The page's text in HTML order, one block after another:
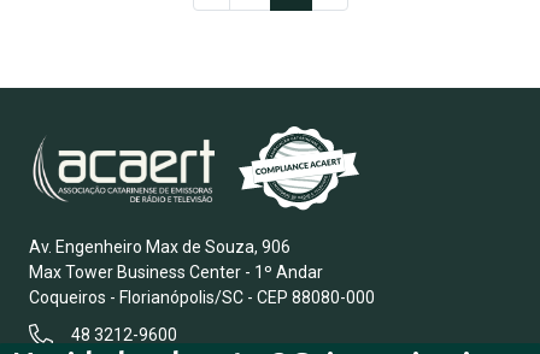
Av. Engenheiro Max de Souza, 906
Max Tower Business Center - 1º Andar
Coqueiros - Florianópolis/SC - CEP 88080-000
48 3212-9600